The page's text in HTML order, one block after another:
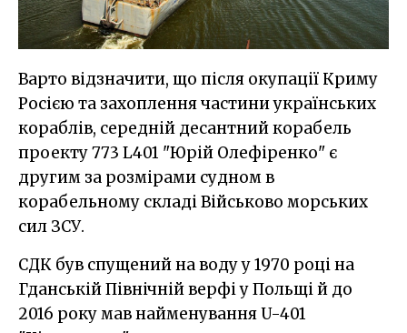
Варто відзначити, що після окупації Криму
Росією та захоплення частини українських
кораблів, середній десантний корабель
проекту 773 L401 "Юрій Олефіренко" є
другим за розмірами судном в
корабельному складі Військово морських
сил ЗСУ.
СДК був спущений на воду у 1970 році на
Гданській Північній верфі у Польщі й до
2016 року мав найменування U-401